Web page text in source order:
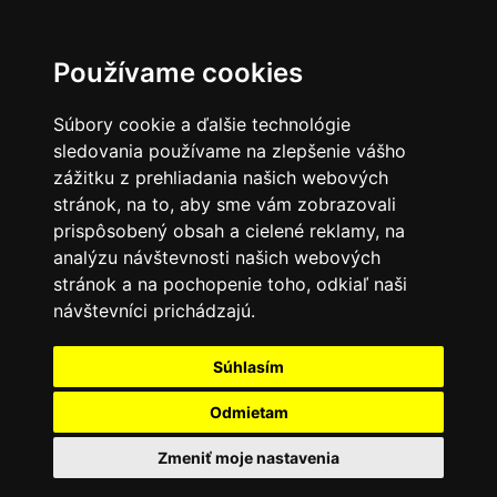
Používame cookies
Súbory cookie a ďalšie technológie
sledovania používame na zlepšenie vášho
zážitku z prehliadania našich webových
stránok, na to, aby sme vám zobrazovali
prispôsobený obsah a cielené reklamy, na
analýzu návštevnosti našich webových
stránok a na pochopenie toho, odkiaľ naši
návštevníci prichádzajú.
Súhlasím
Odmietam
Zmeniť moje nastavenia